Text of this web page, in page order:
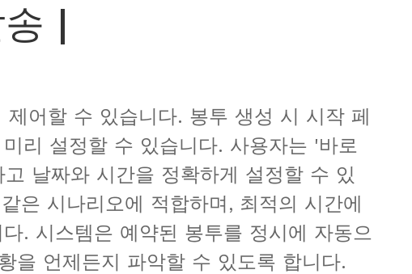
|
리 설정할 수 있습니다. 사용자는 '바로
날짜와 시간을 정확하게 설정할 수 있
은 시나리오에 적합하며, 최적의 시간에
. 시스템은 예약된 봉투를 정시에 자동으
을 언제든지 파악할 수 있도록 합니다.